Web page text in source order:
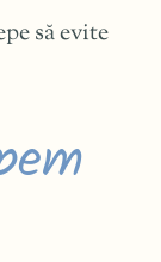
să evite